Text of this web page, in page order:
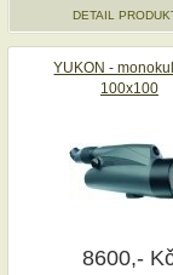
DETAIL
YUKON -
100x100
8600,-